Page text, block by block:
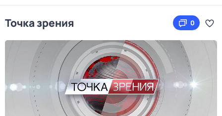
Точка зрения 0